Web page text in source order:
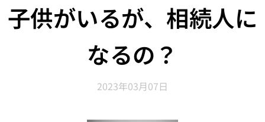
子供がいるが、相続人に
なるの？
2023年03月07日